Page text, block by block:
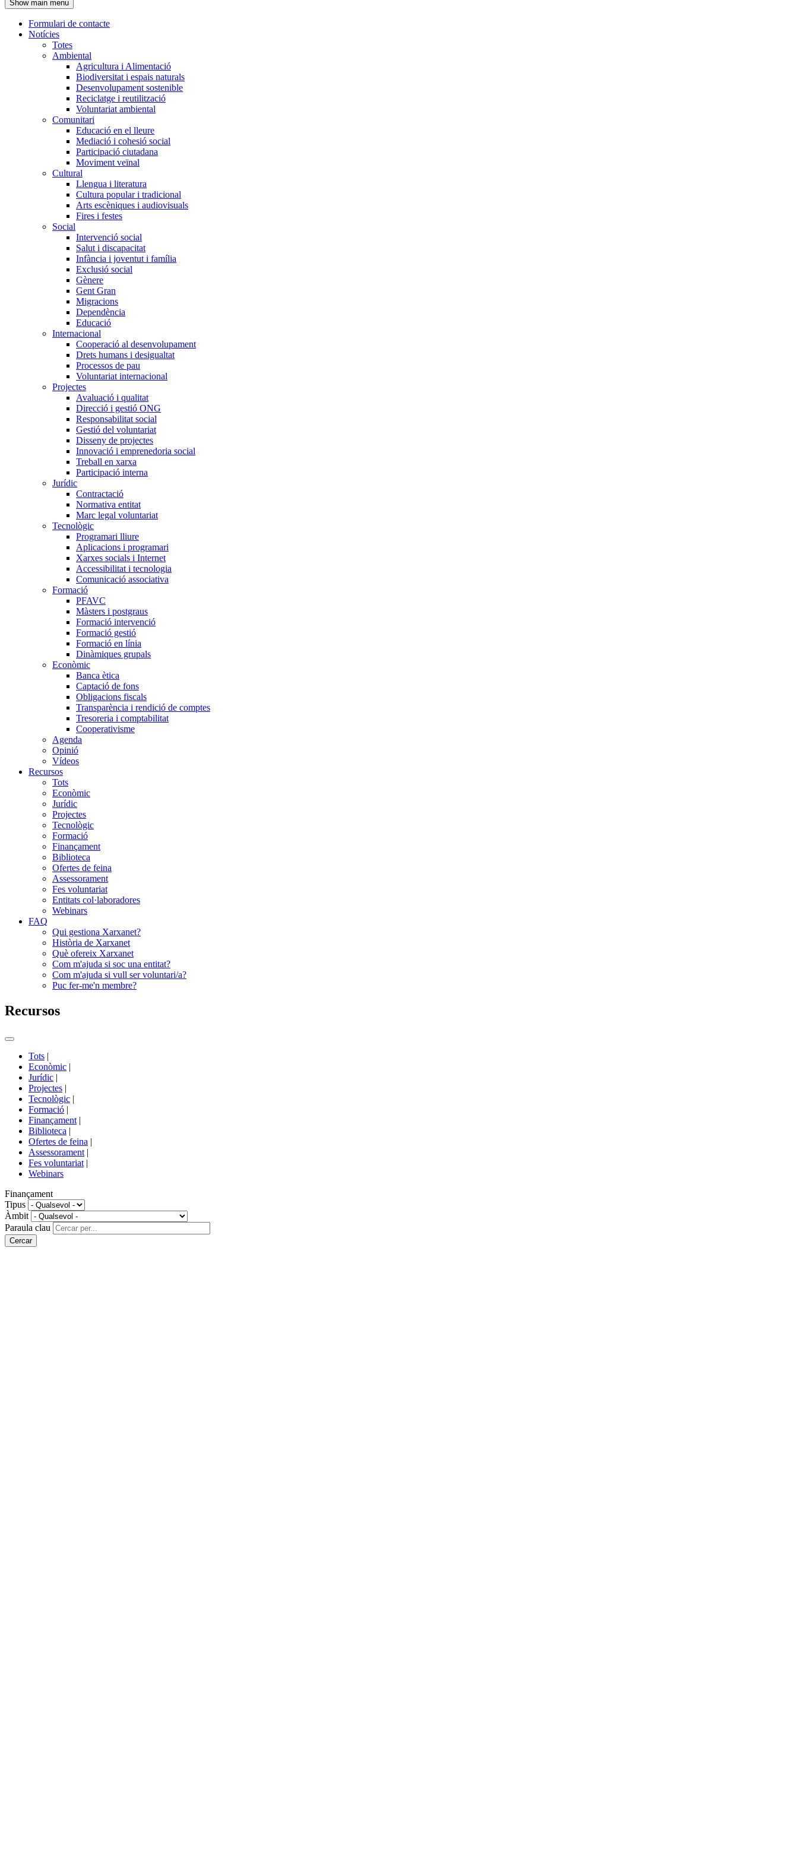
l'encapçalament
Show main menu
Navegació
principal
Formulari de contacte
Notícies
Totes
Ambiental
Agricultura i Alimentació
Biodiversitat i espais naturals
Desenvolupament sostenible
Reciclatge i reutilització
Voluntariat ambiental
Comunitari
Educació en el lleure
Mediació i cohesió social
Participació ciutadana
Moviment veïnal
Cultural
Llengua i literatura
Cultura popular i tradicional
Arts escèniques i audiovisuals
Fires i festes
Social
Intervenció social
Salut i discapacitat
Infància i joventut i família
Exclusió social
Gènere
Gent Gran
Migracions
Dependència
Educació
Internacional
Cooperació al desenvolupament
Drets humans i desigualtat
Processos de pau
Voluntariat internacional
Projectes
Avaluació i qualitat
Direcció i gestió ONG
Responsabilitat social
Gestió del voluntariat
Disseny de projectes
Innovació i emprenedoria social
Treball en xarxa
Participació interna
Jurídic
Contractació
Normativa entitat
Marc legal voluntariat
Tecnològic
Programari lliure
Aplicacions i programari
Xarxes socials i Internet
Accessibilitat i tecnologia
Comunicació associativa
Formació
PFAVC
Màsters i postgraus
Formació intervenció
Formació gestió
Formació en línia
Dinàmiques grupals
Econòmic
Banca ètica
Captació de fons
Obligacions fiscals
Transparència i rendició de comptes
Tresoreria i comptabilitat
Cooperativisme
Agenda
Opinió
Vídeos
Recursos
Tots
Econòmic
Jurídic
Projectes
Tecnològic
Formació
Finançament
Biblioteca
Ofertes de feina
Assessorament
Fes voluntariat
Entitats col·laboradores
Webinars
FAQ
Qui gestiona Xarxanet?
Història de Xarxanet
Què ofereix Xarxanet
Com m'ajuda si soc una entitat?
Com m'ajuda si vull ser voluntari/a?
Puc fer-me'n membre?
Recursos
Commutador
portals
Tots |
Econòmic |
Jurídic |
Projectes |
Tecnològic |
Formació |
Finançament |
Biblioteca |
Ofertes de feina |
Assessorament |
Fes voluntariat |
Webinars
Finançament
Tipus
Àmbit
Paraula clau